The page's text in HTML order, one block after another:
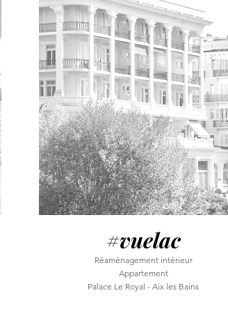
#vuelac
Réaménagement intérieur
Appartement
Palace Le Royal - Aix les Bains